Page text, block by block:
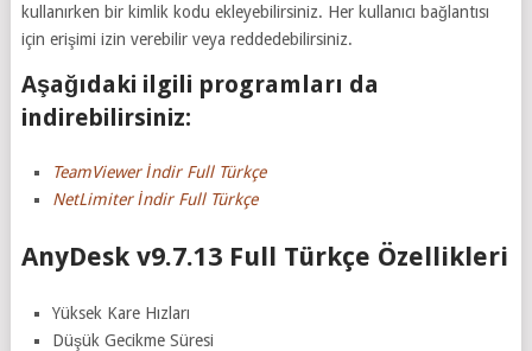
kullanırken bir kimlik kodu ekleyebilirsiniz. Her kullanıcı bağlantısı
için erişimi izin verebilir veya reddedebilirsiniz.
Aşağıdaki ilgili programları da
indirebilirsiniz:
TeamViewer İndir Full Türkçe
NetLimiter İndir Full Türkçe
AnyDesk v9.7.13 Full Türkçe Özellikleri
Yüksek Kare Hızları
Düşük Gecikme Süresi